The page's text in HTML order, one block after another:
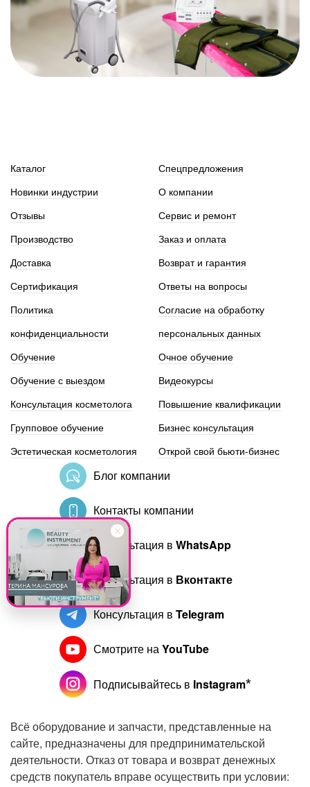
Каталог
Спецпредложения
Новинки индустрии
О компании
Отзывы
Сервис и ремонт
Производство
Заказ и оплата
Доставка
Возврат и гарантия
Сертификация
Ответы на вопросы
Политика
конфиденциальности
Согласие на обработку
персональных данных
Обучение
Очное обучение
Обучение с выездом
Видеокурсы
Консультация косметолога
Повышение квалификации
Групповое обучение
Бизнес консультация
Эстетическая косметология
Открой свой бьюти-бизнес
Блог компании
Контакты компании
Консультация в WhatsApp
Консультация в Вконтакте
Консультация в Telegram
Смотрите наYouTube
Подписывайтесь в Instagram
Всё оборудование и запчасти, представленные на
сайте, предназначены для предпринимательской
деятельности. Отказ от товара и возврат денежных
средств покупатель вправе осуществить при условии: